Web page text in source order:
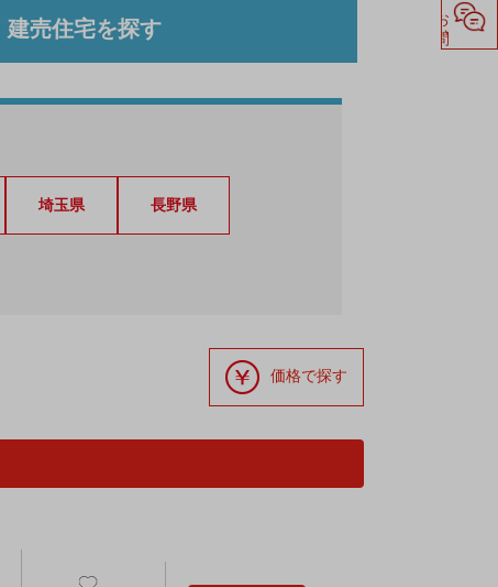
建売住宅を探す
埼玉県 長野県
価格で探す
お
問い
合
わ